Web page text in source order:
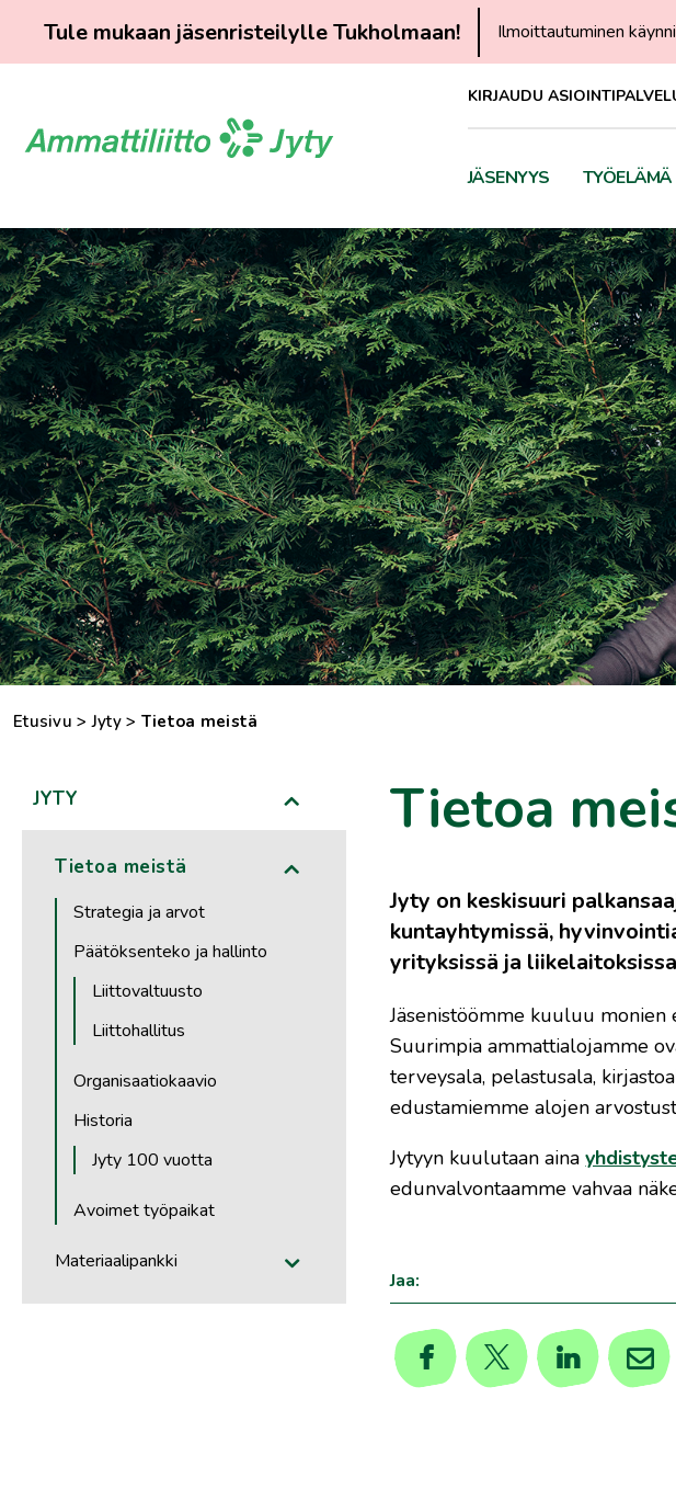
Tule mukaan jäsenristeilylle Tukholmaan! Ilmoittautuminen
sisältöön
KIRJAUDU
JÄSENYYS TYÖELÄMÄ
Etusivu >Jyty> Tietoa meistä
Tietoa
Jyty on keskisuuri
kuntayhtymissä,
yrityksissä ja
Jäsenistöömme kuuluu
Suurimpia ammattialojamme
terveysala, pelastusala,
edustamiemme alojen
Jytyyn kuulutaan aina
edunvalvontaamme vahvaa
Jaa:
JYTY
Tietoa meistä
Strategia ja arvot
Päätöksenteko ja hallinto
Liittovaltuusto
Liittohallitus
Organisaatiokaavio
Historia
Jyty 100 vuotta
Avoimet työpaikat
Materiaalipankki